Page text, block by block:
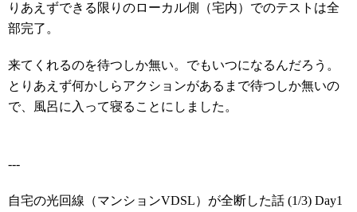
りあえずできる限りのローカル側（宅内）でのテストは全
部完了。
来てくれるのを待つしか無い。でもいつになるんだろう。
とりあえず何かしらアクションがあるまで待つしか無いの
で、風呂に入って寝ることにしました。
---
自宅の光回線（マンションVDSL）が全断した話 (1/3) Day1